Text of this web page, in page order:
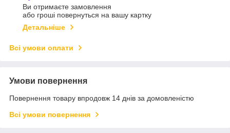
Ви отримаєте замовлення
або гроші повернуться на вашу картку
Детальніше
Всі умови оплати
Умови повернення
Повернення товару впродовж 14 днів за домовленістю
Всі умови повернення